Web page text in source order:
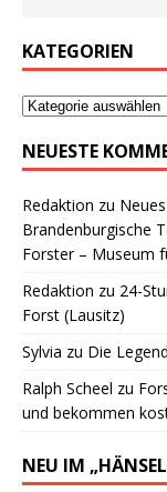
KATEGORIEN
NEUESTE
Redaktion zu
Brandenburgische
Forster – Museum
Redaktion zu 24-
Forst (Lausitz)
Sylvia zu Die
Ralph Scheel zu
und bekommen
NEU IM